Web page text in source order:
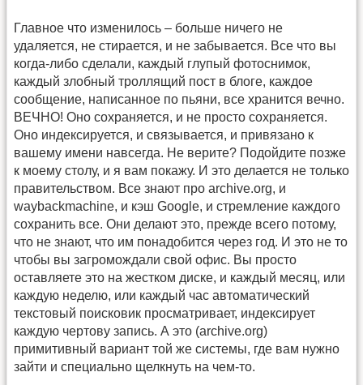
Главное что изменилось – больше ничего не
удаляется, не стирается, и не забывается. Все что вы
когда-либо сделали, каждый глупый фотоснимок,
каждый злобный троллящий пост в блоге, каждое
сообщение, написанное по пьяни, все хранится вечно.
ВЕЧНО! Оно сохраняется, и не просто сохраняется.
Оно индексируется, и связывается, и привязано к
вашему имени навсегда. Не верите? Подойдите позже
к моему столу, и я вам покажу. И это делается не только
правительством. Все знают про archive.org, и
waybackmachine, и кэш Google, и стремление каждого
сохранить все. Они делают это, прежде всего потому,
что не знают, что им понадобится через год. И это не то
чтобы вы загромождали свой офис. Вы просто
оставляете это на жестком диске, и каждый месяц, или
каждую неделю, или каждый час автоматический
текстовый поисковик просматривает, индексирует
каждую чертову запись. А это (archive.org)
примитивный вариант той же системы, где вам нужно
зайти и специально щелкнуть на чем-то.